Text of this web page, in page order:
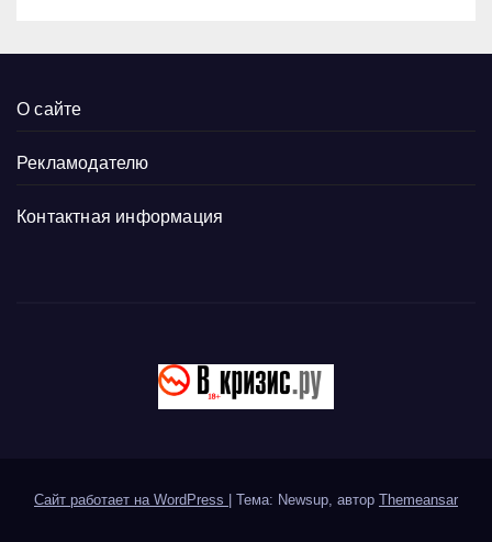
О сайте
Рекламодателю
Контактная информация
Сайт работает на WordPress Тема: Newsup, автор Themeansar